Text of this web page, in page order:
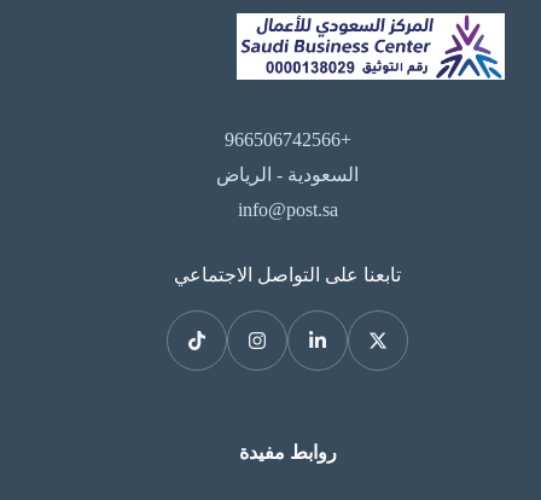
+966506742566
السعودية - الرياض
info@post.sa
تابعنا على التواصل الاجتماعي
روابط مفيدة